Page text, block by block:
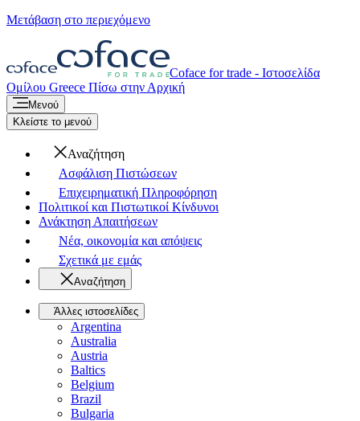
Μετάβαση στο περιεχόμενο
Coface for trade - Ιστοσελίδα
Ομίλου Greece Πίσω στην Αρχική
Μενού
Κλείστε το μενού
Αναζήτηση
Ασφάλιση Πιστώσεων
Επιχειρηματική Πληροφόρηση
Πολιτικοί και Πιστωτικοί Κίνδυνοι
Ανάκτηση Απαιτήσεων
Νέα, οικονομία και απόψεις
Σχετικά με εμάς
Αναζήτηση
Άλλες ιστοσελίδες
Argentina
Australia
Austria
Baltics
Belgium
Brazil
Bulgaria